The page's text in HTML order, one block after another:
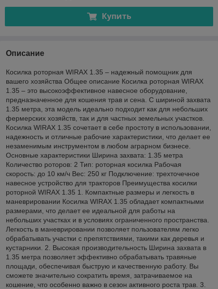
Купить
Описание
Косилка роторная WIRAX 1.35 – надежный помощник для
вашего хозяйства Общее описание Косилка роторная WIRAX
1.35 – это высокоэффективное навесное оборудование,
предназначенное для кошения трав и сена. С шириной захвата
1.35 метра, эта модель идеально подходит как для небольших
фермерских хозяйств, так и для частных земельных участков.
Косилка WIRAX 1.35 сочетает в себе простоту в использовании,
надежность и отличные рабочие характеристики, что делает ее
незаменимым инструментом в любом аграрном бизнесе.
Основные характеристики Ширина захвата: 1.35 метра
Количество роторов: 2 Тип: роторная косилка Рабочая
скорость: до 10 км/ч Вес: 250 кг Подключение: трехточечное
навесное устройство для тракторов Преимущества косилки
роторной WIRAX 1.35 1. Компактные размеры и легкость в
маневрировании Косилка WIRAX 1.35 обладает компактными
размерами, что делает ее идеальной для работы на
небольших участках и в условиях ограниченного пространства.
Легкость в маневрировании позволяет пользователям легко
обрабатывать участки с препятствиями, такими как деревья и
кустарники. 2. Высокая производительность Ширина захвата в
1.35 метра позволяет эффективно обрабатывать травяные
площади, обеспечивая быструю и качественную работу. Вы
сможете значительно сократить время, затрачиваемое на
кошение, что особенно важно в сезон активного роста трав. 3.